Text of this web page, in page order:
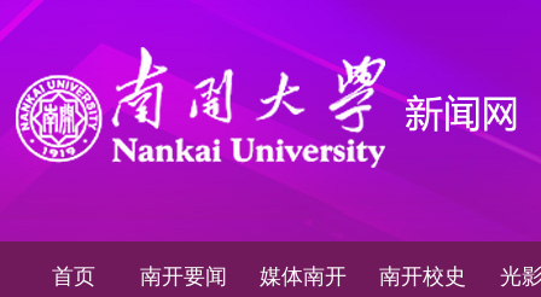
首页 南开要闻 媒体南开 南开校史 光